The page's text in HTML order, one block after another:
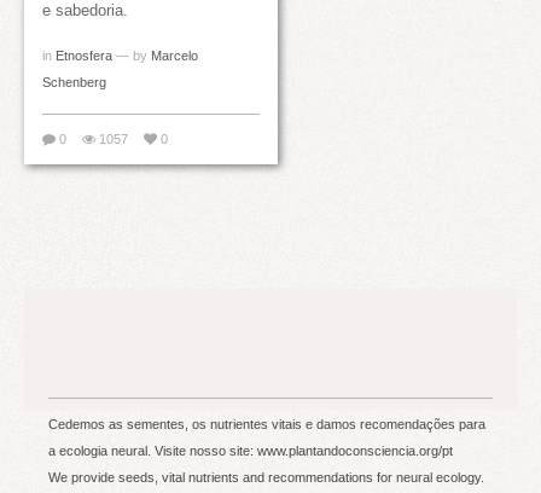
e sabedoria.
in Etnosfera — by Marcelo
Schenberg
0 1057 0
Cedemos as sementes, os nutrientes vitais e damos recomendações para
a ecologia neural. Visite nosso site: www.plantandoconsciencia.org/pt
We provide seeds, vital nutrients and recommendations for neural ecology.